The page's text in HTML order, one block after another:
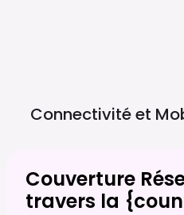
Connectivité et
Couverture
travers la